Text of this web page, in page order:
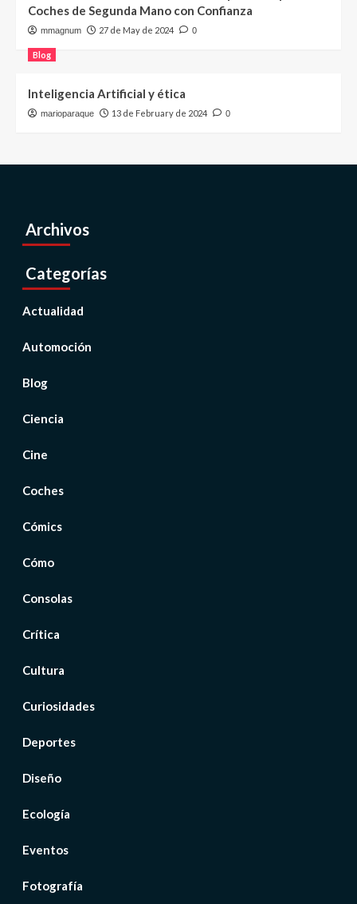
Coches de Segunda Mano con Confianza
mmagnum 27 de May de 2024 0
Blog
Inteligencia Artificial y ética
marioparaque 13 de February de 2024 0
Archivos
Categorías
Actualidad
Automoción
Blog
Ciencia
Cine
Coches
Cómics
Cómo
Consolas
Crítica
Cultura
Curiosidades
Deportes
Diseño
Ecología
Eventos
Fotografía